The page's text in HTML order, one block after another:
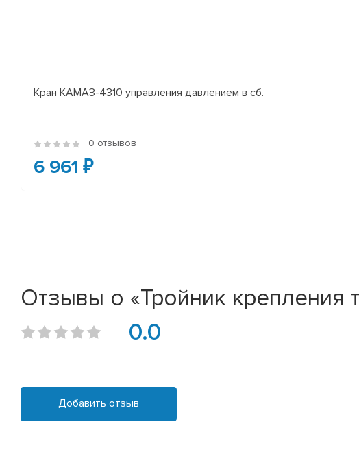
Кран КАМАЗ-4310 управления давлением в сб.
0 отзывов
6 961 ₽
Отзывы о «Тройник крепления
0.0
Добавить отзыв